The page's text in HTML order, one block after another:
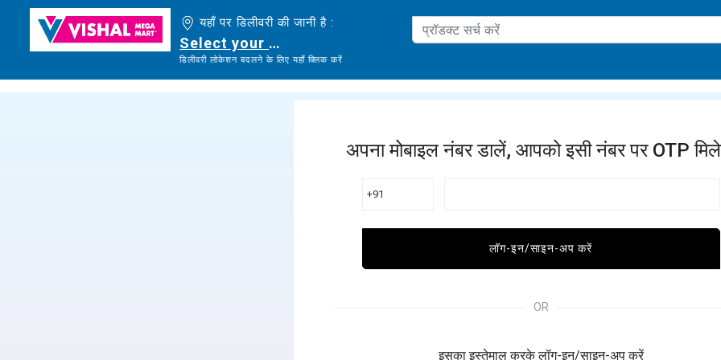
यहाँ पर डिलीवरी की जानी है :
Select your delivery location
डिलीवरी लोकेशन बदलने के लिए यहाँ क्लिक करें
अपना मोबाइल नंबर डालें, आपको इसी नंबर पर OTP
+91
लॉग-इन/साइन-अप करें
OR
इसका इस्तेमाल करके लॉग-इन/साइन-अप करें